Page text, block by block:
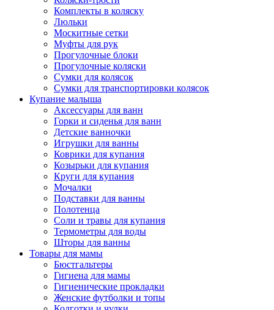
Комплекты в коляску
Люльки
Москитные сетки
Муфты для рук
Прогулочные блоки
Прогулочные коляски
Сумки для колясок
Сумки для транспортировки колясок
Купание малыша
Аксессуары для ванн
Горки и сиденья для ванн
Детские ванночки
Игрушки для ванны
Коврики для купания
Козырьки для купания
Круги для купания
Мочалки
Подставки для ванны
Полотенца
Соли и травы для купания
Термометры для воды
Шторы для ванны
Товары для мамы
Бюстгальтеры
Гигиена для мамы
Гигиенические прокладки
Женские футболки и топы